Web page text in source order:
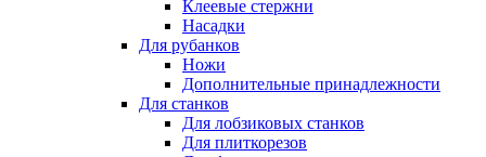
Клеевые стержни
Насадки
Для рубанков
Ножи
Дополнительные принадлежности
Для станков
Для лобзиковых станков
Для плиткорезов